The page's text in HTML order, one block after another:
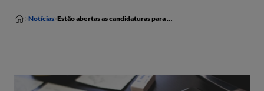
Notícias Estão abertas as candidaturas para duas Bolsas de Investigação na área do Design